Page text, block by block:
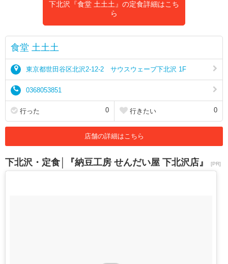
下北沢『食堂 土土土』の定食詳細はこち
ら
食堂 土土土
東京都世田谷区北沢2-12-2 サウスウェーブ下北沢 1F
0368053851
行った 0 行きたい 0
店舗の詳細はこちら
下北沢・定食│『納豆工房 せんだい屋 下北沢店』 [PR]